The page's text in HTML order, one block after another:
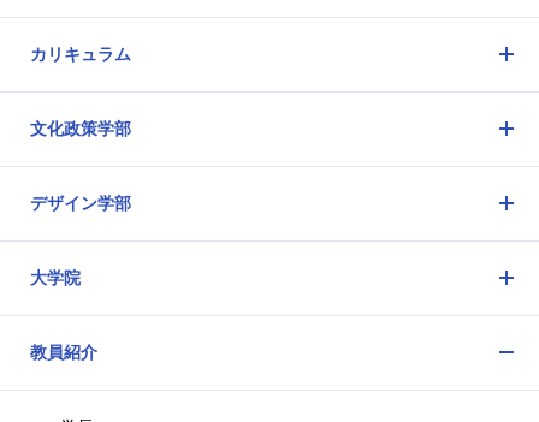
ー
閉
ュ
ー
閉
カリキュラム
ュ
ー
閉
文化政策学部
ュ
ー
閉
デザイン学部
ュ
ー
閉
大学院
ュ
ー
教員紹介